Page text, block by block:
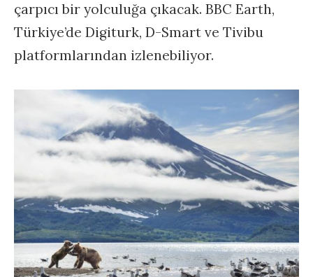
çarpıcı bir yolculuğa çıkacak. BBC Earth,
Türkiye’de Digiturk, D-Smart ve Tivibu
platformlarından izlenebiliyor.